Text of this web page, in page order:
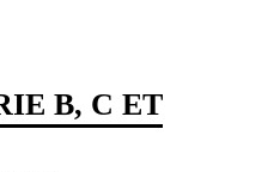
B, C ET